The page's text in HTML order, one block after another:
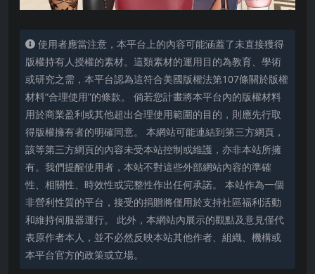
使用者應當注意，本平台上的內容可能涵蓋了未直接獲得
版權持有人授權的素材。這類素材的運用目的為教育、學術
或研究之需，本平台認為這符合美國版權法第107條關於版權
材料“合理使用”的條款。 倘若您計畫將本平台內的版權材料
用於商業盈利或其他超出合理使用範圍的目的，則應先行取
得版權擁有者的明確同意。 本網站可能連結到第三方網頁，
該等第三方網頁的內容未受本站控制或維護，亦非本站所擁
有。我們提醒使用者，本站不對這些外部網站內容的準確
性、相關性、時效性或完整性作出任何承諾。 本站作為一個
非營利性質的平台，接受的捐贈將僅用於支持社區福利活動
和維持伺服器運行。 此外，本網站內展示的觀點及意見僅代
表原作者本人，並不必然反映本站其他作者、組織、機構或
本平台官方的政策或立場。